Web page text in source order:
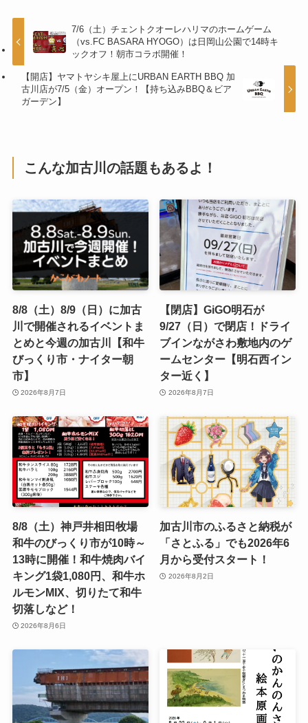
7/6（土）チェントクオーレハリマのホームゲーム
（vs.FC BASARA HYOGO）は日岡山公園で14時キ
ックオフ！朝市コラボ開催！
【開店】ヤマトヤシキ屋上にURBAN EARTH BBQ 加
古川店が7/5（金）オープン！【持ち込みBBQ＆ビア
ガーデン】
こんな加古川の話題もあるよ！
8/8（土）8/9（日）に加古
川で開催されるイベントま
とめと今週の加古川【和牛
びっくり市・ナイター朝
市】
2026年8月7日
【閉店】GiGO明石が
9/27（日）で閉店！ドライ
ブインながさわ敷地内のゲ
ームセンター【明石西イン
ター近く】
2026年8月7日
8/8（土）神戸井相田牧場
和牛のびっくり市が10時～
13時に開催！和牛焼肉バイ
キング1袋1,080円、和牛ホ
ルモンMIX、切りたて和牛
切落しなど！
2026年8月6日
加古川市のふるさと納税が
「さとふる」でも2026年6
月から受付スタート！
2026年8月2日